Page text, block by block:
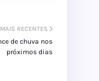
MAIS RECENTES
de chuva nos
próximos dias